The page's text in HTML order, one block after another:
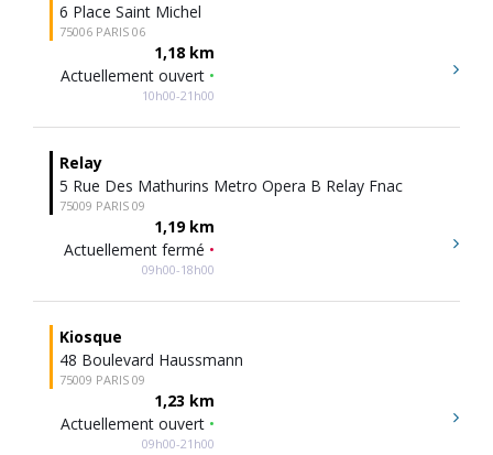
6 Place Saint Michel
75006 PARIS 06
1,18 km
Actuellement ouvert •
10h00-21h00
Relay
5 Rue Des Mathurins Metro Opera B Relay Fnac
75009 PARIS 09
1,19 km
Actuellement fermé •
09h00-18h00
Kiosque
48 Boulevard Haussmann
75009 PARIS 09
1,23 km
Actuellement ouvert •
09h00-21h00